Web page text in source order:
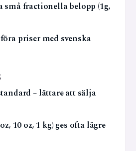
fractionella belopp (1g,
priser med svenska
– lättare att sälja
10 oz, 1 kg) ges ofta lägre